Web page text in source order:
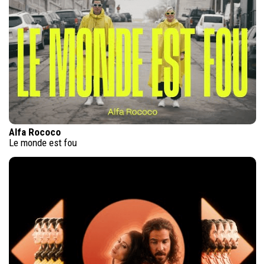
Alfa Rococo
Le monde est fou